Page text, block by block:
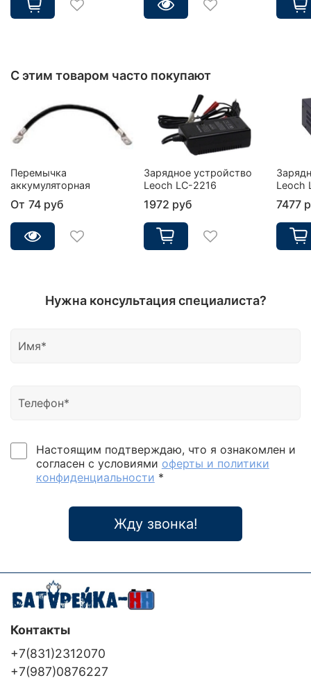
С этим товаром часто покупают
Перемычка
аккумуляторная
От 74 руб
Зарядное устройство
Leoch LC-2216
1972 руб
Leoch
7477
Нужна консультация специалиста?
Настоящим подтверждаю, что я ознакомлен и
согласен с условиями оферты и политики
конфиденциальности *
Жду звонка!
Контакты
+7(831)2312070
+7(987)0876227